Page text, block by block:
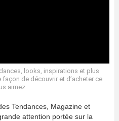
looks, inspirations et plus
de découvrir et d’acheter ce
aimez.
Tendances, Magazine et
attention portée sur la